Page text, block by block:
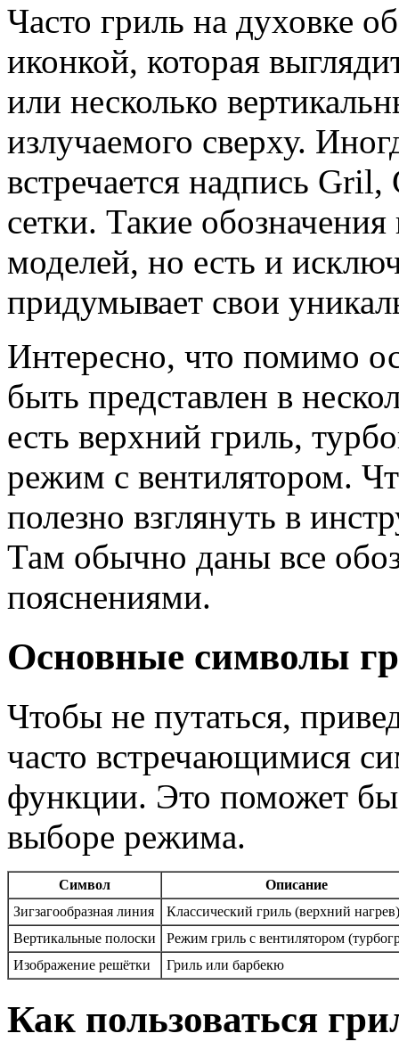
Часто гриль на духовке
иконкой, которая
или несколько
излучаемого сверху.
встречается надпись
сетки. Такие
моделей, но есть и
придумывает свои
Интересно, что помимо
быть представлен в
есть верхний гриль,
режим с вентилятором.
полезно взглянуть в
Там обычно даны все
пояснениями.
Основные символы
Чтобы не путаться,
часто встречающимися
функции. Это поможет
выборе режима.
Символ
Описание
Зигзагообразная линия
Классический гриль (верхний нагрев)
Вертикальные полоски
Режим гриль с вентилятором
Изображение решётки
Гриль или барбекю
Как пользоваться